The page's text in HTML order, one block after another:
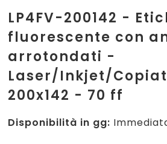
LP4FV-200142 -
fluorescente con
arrotondati -
Laser/Inkjet/
200x142 - 70 ff
Disponibilità in gg: